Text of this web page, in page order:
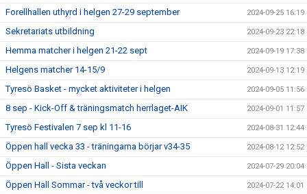
Forellhallen uthyrd i helgen 27-29 september 2024-09-25 16:19
Sekretariats utbildning 2024-09-23 22:18
Hemma matcher i helgen 21-22 sept 2024-09-19 17:38
Helgens matcher 14-15/9 2024-09-13 12:19
Tyresö Basket - mycket aktiviteter i helgen 2024-09-05 11:56
8 sep - Kick-Off & träningsmatch herrlaget-AIK 2024-09-01 11:57
Tyresö Festivalen 7 sep kl 11-16 2024-08-31 12:44
Öppen hall vecka 33 - träningarna börjar v34-35 2024-08-12 12:52
Öppen Hall - Sista veckan 2024-07-29 20:04
Öppen Hall Sommar - två veckor till 2024-07-22 14:01